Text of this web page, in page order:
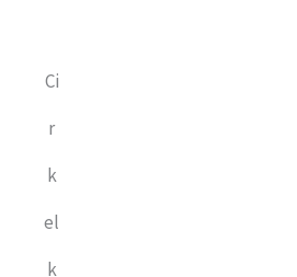
Ci
r
k
el
k